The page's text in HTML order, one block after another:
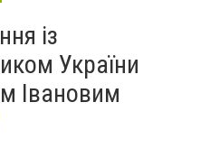
конкурсу
Подільська міська рада
із
України
Івановим